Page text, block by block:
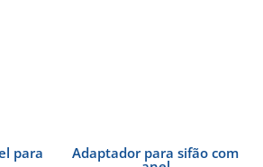
para Adaptador para sifão com